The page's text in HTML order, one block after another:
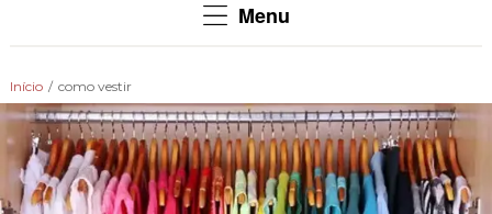
chegaram
lá!
Menu
Início / como vestir